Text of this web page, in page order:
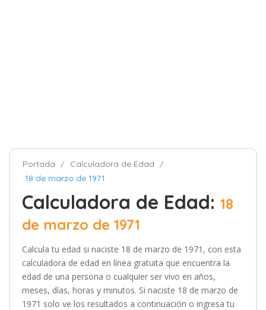
Portada
Calculadora de Edad
18 de marzo de 1971
Calculadora de Edad: 18
de marzo de 1971
Calcula tu edad si naciste 18 de marzo de 1971, con esta
calculadora de edad en línea gratuita que encuentra la
edad de una persona o cualquier ser vivo en años,
meses, días, horas y minutos. Si naciste 18 de marzo de
1971 solo ve los resultados a continuación o ingresa tu